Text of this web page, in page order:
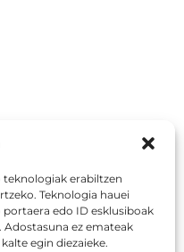
teknologiak erabiltzen
Teknologia hauei
edo ID esklusiboak
ez emateak
egin diezaieke.